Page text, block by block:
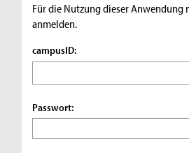
Für die Nutzung dieser Anwendung
anmelden.
campusID:
Passwort: